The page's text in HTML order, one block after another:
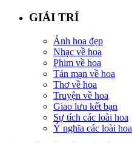
GIẢI TRÍ
Ảnh hoa đẹp
Nhạc về hoa
Phim về hoa
Tản mạn về hoa
Thơ về hoa
Truyện về hoa
Giao lưu kết bạn
Sự tích các loài hoa
Ý nghĩa các loài hoa